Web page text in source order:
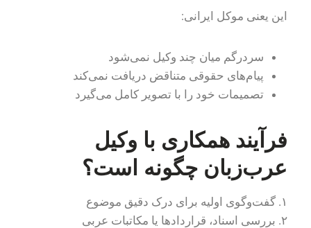
این یعنی موکل ایرانی:
سردرگم میان چند وکیل نمی‌شود
پیام‌های حقوقی متناقض دریافت نمی‌کند
تصمیمات خود را با تصویر کامل می‌گیرد
فرآیند همکاری با وکیل
عرب‌زبان چگونه است؟
۱. گفت‌وگوی اولیه برای درک دقیق موضوع
۲. بررسی اسناد، قراردادها یا مکاتبات عربی